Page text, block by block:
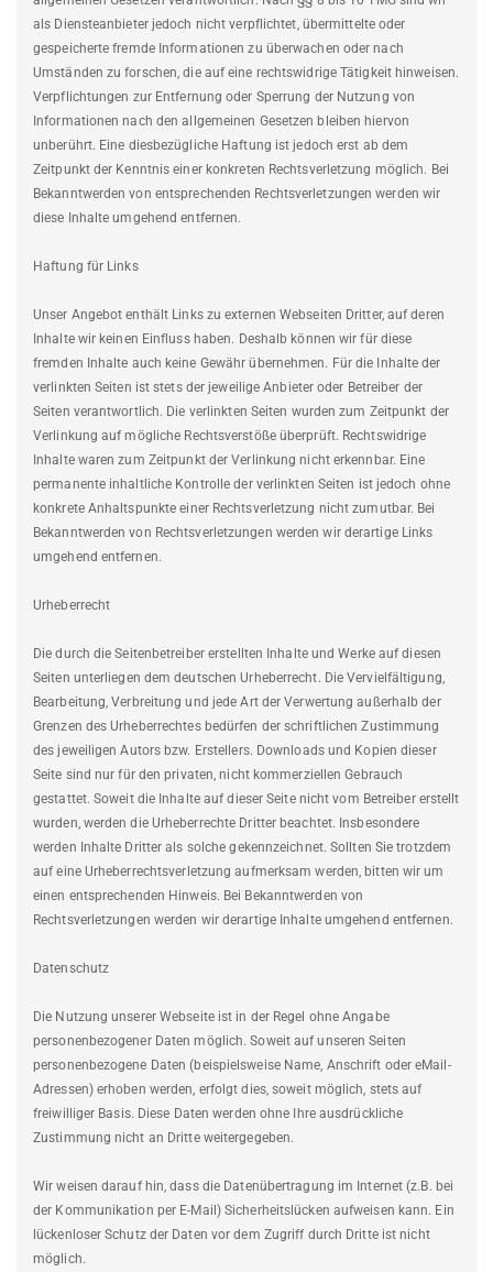
als Diensteanbieter jedoch nicht verpflichtet, übermittelte oder
gespeicherte fremde Informationen zu überwachen oder nach
Umständen zu forschen, die auf eine rechtswidrige Tätigkeit hinweisen.
Verpflichtungen zur Entfernung oder Sperrung der Nutzung von
Informationen nach den allgemeinen Gesetzen bleiben hiervon
unberührt. Eine diesbezügliche Haftung ist jedoch erst ab dem
Zeitpunkt der Kenntnis einer konkreten Rechtsverletzung möglich. Bei
Bekanntwerden von entsprechenden Rechtsverletzungen werden wir
diese Inhalte umgehend entfernen.
Haftung für Links
Unser Angebot enthält Links zu externen Webseiten Dritter, auf deren
Inhalte wir keinen Einfluss haben. Deshalb können wir für diese
fremden Inhalte auch keine Gewähr übernehmen. Für die Inhalte der
verlinkten Seiten ist stets der jeweilige Anbieter oder Betreiber der
Seiten verantwortlich. Die verlinkten Seiten wurden zum Zeitpunkt der
Verlinkung auf mögliche Rechtsverstöße überprüft. Rechtswidrige
Inhalte waren zum Zeitpunkt der Verlinkung nicht erkennbar. Eine
permanente inhaltliche Kontrolle der verlinkten Seiten ist jedoch ohne
konkrete Anhaltspunkte einer Rechtsverletzung nicht zumutbar. Bei
Bekanntwerden von Rechtsverletzungen werden wir derartige Links
umgehend entfernen.
Urheberrecht
Die durch die Seitenbetreiber erstellten Inhalte und Werke auf diesen
Seiten unterliegen dem deutschen Urheberrecht. Die Vervielfältigung,
Bearbeitung, Verbreitung und jede Art der Verwertung außerhalb der
Grenzen des Urheberrechtes bedürfen der schriftlichen Zustimmung
des jeweiligen Autors bzw. Erstellers. Downloads und Kopien dieser
Seite sind nur für den privaten, nicht kommerziellen Gebrauch
gestattet. Soweit die Inhalte auf dieser Seite nicht vom Betreiber erstellt
wurden, werden die Urheberrechte Dritter beachtet. Insbesondere
werden Inhalte Dritter als solche gekennzeichnet. Sollten Sie trotzdem
auf eine Urheberrechtsverletzung aufmerksam werden, bitten wir um
einen entsprechenden Hinweis. Bei Bekanntwerden von
Rechtsverletzungen werden wir derartige Inhalte umgehend entfernen.
Datenschutz
Die Nutzung unserer Webseite ist in der Regel ohne Angabe
personenbezogener Daten möglich. Soweit auf unseren Seiten
personenbezogene Daten (beispielsweise Name, Anschrift oder eMail-
Adressen) erhoben werden, erfolgt dies, soweit möglich, stets auf
freiwilliger Basis. Diese Daten werden ohne Ihre ausdrückliche
Zustimmung nicht an Dritte weitergegeben.
Wir weisen darauf hin, dass die Datenübertragung im Internet (z.B. bei
der Kommunikation per E-Mail) Sicherheitslücken aufweisen kann. Ein
lückenloser Schutz der Daten vor dem Zugriff durch Dritte ist nicht
möglich.